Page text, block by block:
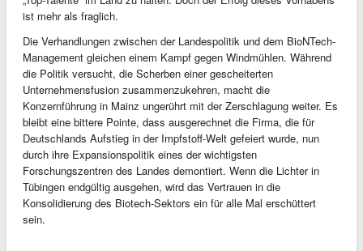
ist mehr als fraglich.
Die Verhandlungen zwischen der Landespolitik und dem BioNTech-
Management gleichen einem Kampf gegen Windmühlen. Während
die Politik versucht, die Scherben einer gescheiterten
Unternehmensfusion zusammenzukehren, macht die
Konzernführung in Mainz ungerührt mit der Zerschlagung weiter. Es
bleibt eine bittere Pointe, dass ausgerechnet die Firma, die für
Deutschlands Aufstieg in der Impfstoff-Welt gefeiert wurde, nun
durch ihre Expansionspolitik eines der wichtigsten
Forschungszentren des Landes demontiert. Wenn die Lichter in
Tübingen endgültig ausgehen, wird das Vertrauen in die
Konsolidierung des Biotech-Sektors ein für alle Mal erschüttert
sein.